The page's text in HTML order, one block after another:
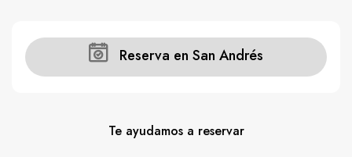
Reserva en San Andrés
Te ayudamos a reservar